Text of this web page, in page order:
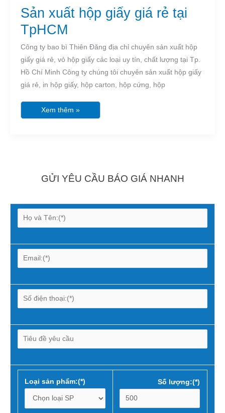
Sản xuất hộp giấy giá rẻ tại
TpHCM
Công ty bao bì Thiên Đăng địa chỉ chuyên sản xuất hộp
giấy giá rẻ, vỏ hộp giấy các loại uy tín, chất lượng tại Tp.
Hồ Chí Minh Công ty chúng tôi chuyên sản xuất hộp giấy
giá rẻ, in hộp giấy, hộp carton, hộp cứng, hộp
Xem thêm »
GỬI YÊU CẦU BÁO GIÁ NHANH
Loại sản phẩm:(*) Số lượng:(*)